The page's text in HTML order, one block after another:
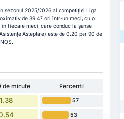
sezonul 2025/2026 al competiției Liga
de 39.47 ori într-un meci, cu o
fiecare meci, care conduc la șanse
Așteptate) este de 0.20 per 90 de
de minute
Percentil
1.38 57
53